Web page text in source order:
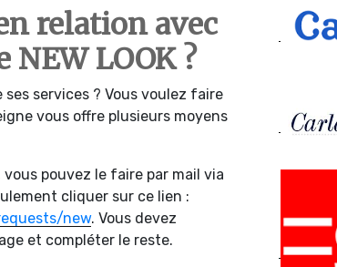
relation avec
LOOK ?
services ? Vous voulez faire
vous offre plusieurs moyens
vous pouvez le faire par mail via
cliquer sur ce lien :
new. Vous devez
et compléter le reste.